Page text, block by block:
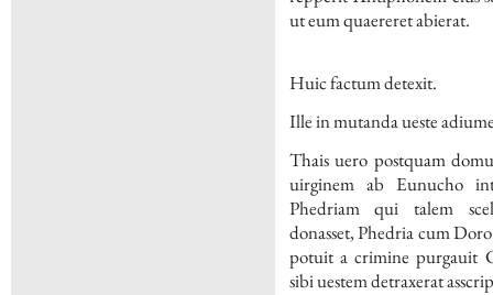
ut eum quaereret abierat.
Huic factum detexit.
Ille in mutanda ueste
Thais uero postquam
uirginem ab Eunucho
Phedriam qui talem
donasset, Phedria cum
potuit a crimine purgauit
sibi uestem detraxerat